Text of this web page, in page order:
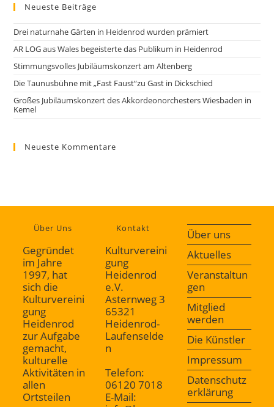
Neueste Beiträge
Drei naturnahe Gärten in Heidenrod wurden prämiert
AR LOG aus Wales begeisterte das Publikum in Heidenrod
Stimmungsvolles Jubiläumskonzert am Altenberg
Die Taunusbühne mit „Fast Faust“zu Gast in Dickschied
Großes Jubiläumskonzert des Akkordeonorchesters Wiesbaden in
Kemel
Neueste Kommentare
Über Uns
Gegründet
im Jahre
1997, hat
sich die
Kulturvereini
gung
Heidenrod
zur Aufgabe
gemacht,
kulturelle
Aktivitäten in
allen
Ortsteilen
Kontakt
Kulturvereini
gung
Heidenrod
e.V.
Asternweg 3
65321
Heidenrod-
Laufenselde
n
Telefon:
06120 7018
E-Mail:
Über uns
Aktuelles
Veranstaltun
gen
Mitglied
werden
Die Künstler
Impressum
Datenschutz
erklärung